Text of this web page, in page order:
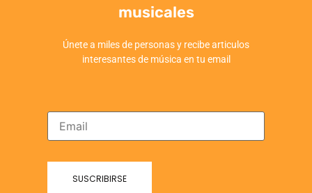
musicales
Únete a miles de personas y recibe articulos
interesantes de música en tu email